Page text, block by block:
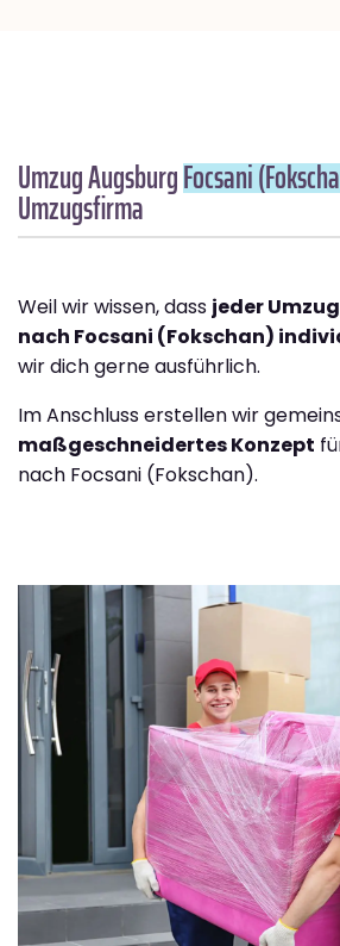
Umzug AugsburgFocsani
Umzugsfirma
Weil wir wissen, dass jeder
nach Focsani (Fokschan)
wir dich gerne ausführlich.
Im Anschluss erstellen wir
maßgeschneidertes Konzept
nach Focsani (Fokschan).